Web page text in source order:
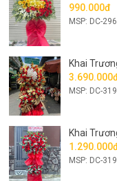
990.000đ
MSP: DC-
Khai
MSP: DC-
Khai
MSP: DC-